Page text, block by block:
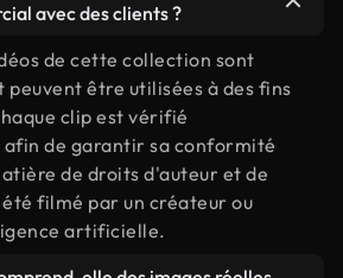
avec des clients ?
de cette collection sont
peuvent être utilisées à des fins
clip est vérifié
de garantir sa conformité
de droits d'auteur et de
filmé par un créateur ou
artificielle.